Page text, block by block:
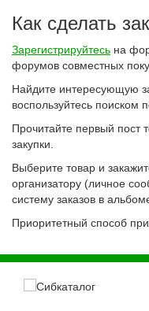
Как сделать
Зарегистрируйтесь на
форумов совместных
Найдите интересующую
воспользуйтесь поиском
Прочитайте первый пост
закупки.
Выберите товар и
организатору (личное
систему заказов в
Приоритетный способ